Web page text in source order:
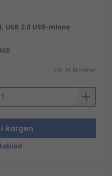
USB 2.0 USB-minne
391,95 kr/enhet
korgen